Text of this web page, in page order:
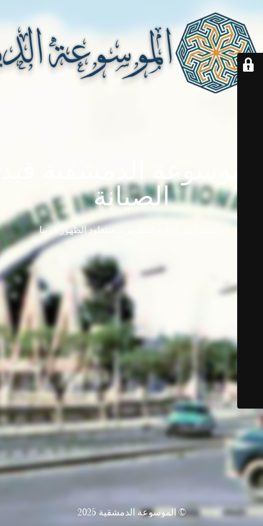
الصيانة
دامابيديا في إجازة للتطوير ... ستعاود الظهور قريباً
© الموسوعة الدمشقية 2025